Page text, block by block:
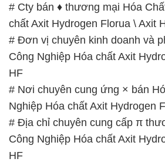
# Cty bán ♦ thương mại Hóa
chất Axit Hydrogen Florua \ Axit
# Đơn vị chuyên kinh doanh và
Công Nghiệp Hóa chất Axit
HF
# Nơi chuyên cung ứng × bán
Nghiệp Hóa chất Axit Hydrogen
# Địa chỉ chuyên cung cấp π
Công Nghiệp Hóa chất Axit
HF